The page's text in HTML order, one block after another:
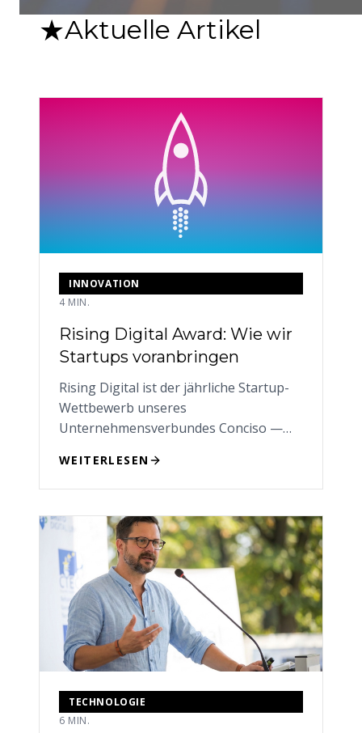
★Aktuelle Artikel
INNOVATION
4 MIN.
Rising Digital Award: Wie wir
Startups voranbringen
Rising Digital ist der jährliche Startup-
Wettbewerb unseres
Unternehmensverbundes Conciso —
und drei Monaten Workspace in
Dortmund.
WEITERLESEN
TECHNOLOGIE
6 MIN.